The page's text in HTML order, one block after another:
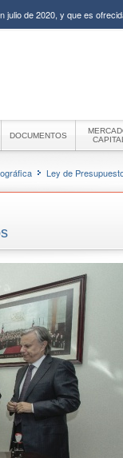
de 2020, y que es
DOCUMENTOS
Ley de